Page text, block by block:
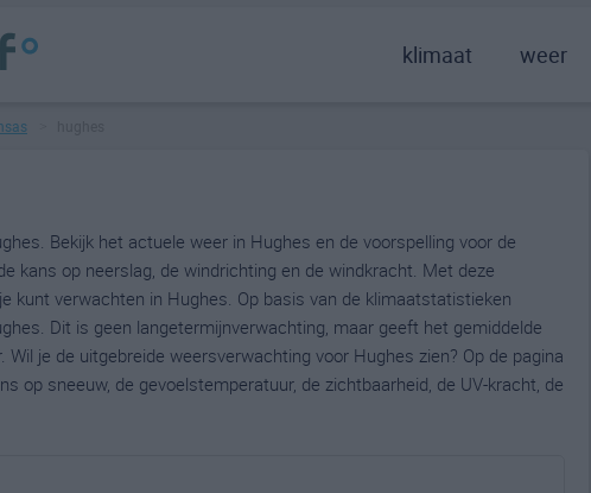
klimaat weer
Bekijk het actuele weer in Hughes en de voorspelling voor de
kans op neerslag, de windrichting en de windkracht. Met deze
kunt verwachten in Hughes. Op basis van de klimaatstatistieken
Dit is geen langetermijnverwachting, maar geeft het gemiddelde
je de uitgebreide weersverwachting voor Hughes zien? Op de pagina
op sneeuw, de gevoelstemperatuur, de zichtbaarheid, de UV-kracht, de